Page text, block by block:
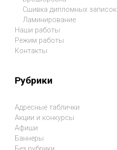
Сшивка дипломных записок
Ламинирование
Наши работы
Режим работы
Контакты
Рубрики
Адресные таблички
Акции и конкурсы
Афиши
Баннеры